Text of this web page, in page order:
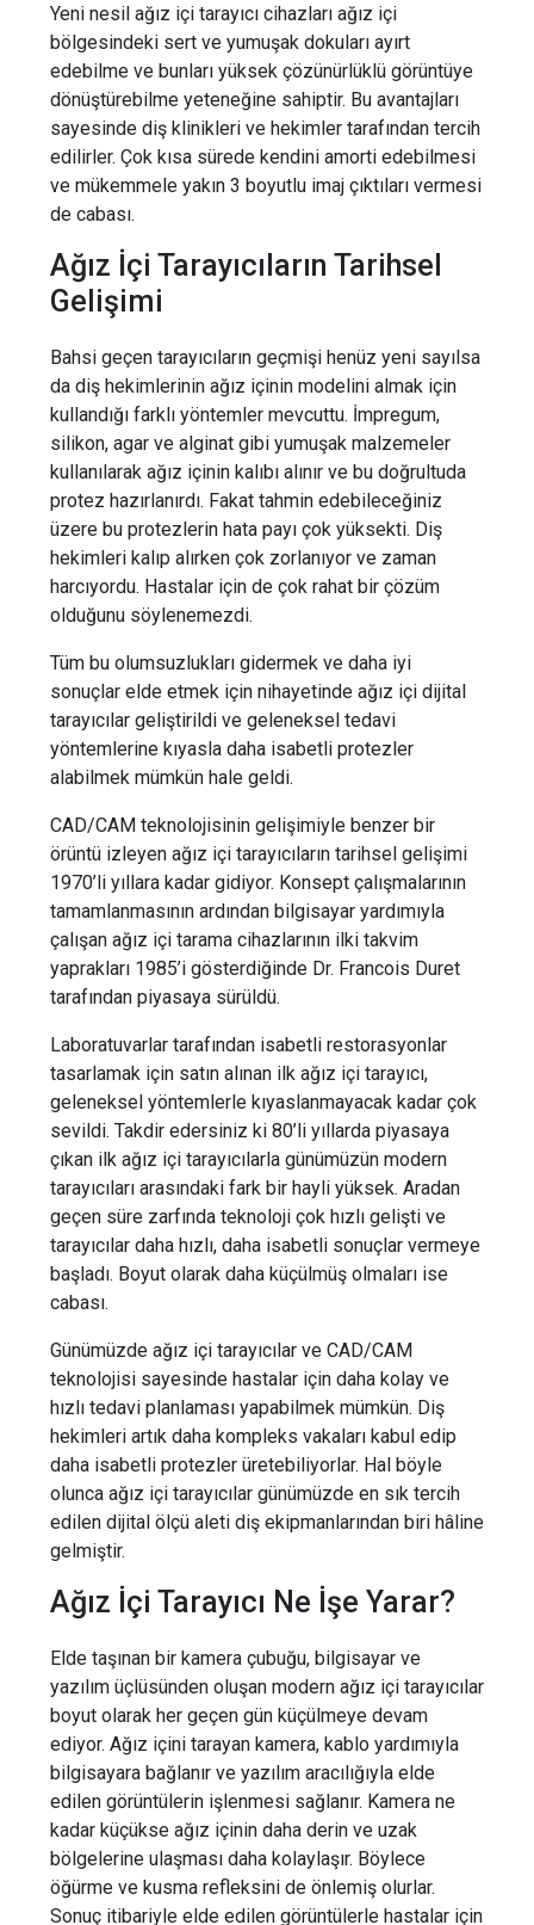
Yeni nesil ağız içi tarayıcı cihazları ağız içi
bölgesindeki sert ve yumuşak dokuları ayırt
edebilme ve bunları yüksek çözünürlüklü görüntüye
dönüştürebilme yeteneğine sahiptir. Bu avantajları
sayesinde diş klinikleri ve hekimler tarafından tercih
edilirler. Çok kısa sürede kendini amorti edebilmesi
ve mükemmele yakın 3 boyutlu imaj çıktıları vermesi
de cabası.
Ağız İçi Tarayıcıların Tarihsel
Gelişimi
Bahsi geçen tarayıcıların geçmişi henüz yeni sayılsa
da diş hekimlerinin ağız içinin modelini almak için
kullandığı farklı yöntemler mevcuttu. İmpregum,
silikon, agar ve alginat gibi yumuşak malzemeler
kullanılarak ağız içinin kalıbı alınır ve bu doğrultuda
protez hazırlanırdı. Fakat tahmin edebileceğiniz
üzere bu protezlerin hata payı çok yüksekti. Diş
hekimleri kalıp alırken çok zorlanıyor ve zaman
harcıyordu. Hastalar için de çok rahat bir çözüm
olduğunu söylenemezdi.
Tüm bu olumsuzlukları gidermek ve daha iyi
sonuçlar elde etmek için nihayetinde ağız içi dijital
tarayıcılar geliştirildi ve geleneksel tedavi
yöntemlerine kıyasla daha isabetli protezler
alabilmek mümkün hale geldi.
CAD/CAM teknolojisinin gelişimiyle benzer bir
örüntü izleyen ağız içi tarayıcıların tarihsel gelişimi
1970’li yıllara kadar gidiyor. Konsept çalışmalarının
tamamlanmasının ardından bilgisayar yardımıyla
çalışan ağız içi tarama cihazlarının ilki takvim
yaprakları 1985’i gösterdiğinde Dr. Francois Duret
tarafından piyasaya sürüldü.
Laboratuvarlar tarafından isabetli restorasyonlar
tasarlamak için satın alınan ilk ağız içi tarayıcı,
geleneksel yöntemlerle kıyaslanmayacak kadar çok
sevildi. Takdir edersiniz ki 80’li yıllarda piyasaya
çıkan ilk ağız içi tarayıcılarla günümüzün modern
tarayıcıları arasındaki fark bir hayli yüksek. Aradan
geçen süre zarfında teknoloji çok hızlı gelişti ve
tarayıcılar daha hızlı, daha isabetli sonuçlar vermeye
başladı. Boyut olarak daha küçülmüş olmaları ise
cabası.
Günümüzde ağız içi tarayıcılar ve CAD/CAM
teknolojisi sayesinde hastalar için daha kolay ve
hızlı tedavi planlaması yapabilmek mümkün. Diş
hekimleri artık daha kompleks vakaları kabul edip
daha isabetli protezler üretebiliyorlar. Hal böyle
olunca ağız içi tarayıcılar günümüzde en sık tercih
edilen dijital ölçü aleti diş ekipmanlarından biri hâline
gelmiştir.
Ağız İçi Tarayıcı Ne İşe Yarar?
Elde taşınan bir kamera çubuğu, bilgisayar ve
yazılım üçlüsünden oluşan modern ağız içi tarayıcılar
boyut olarak her geçen gün küçülmeye devam
ediyor. Ağız içini tarayan kamera, kablo yardımıyla
bilgisayara bağlanır ve yazılım aracılığıyla elde
edilen görüntülerin işlenmesi sağlanır. Kamera ne
kadar küçükse ağız içinin daha derin ve uzak
bölgelerine ulaşması daha kolaylaşır. Böylece
öğürme ve kusma refleksini de önlemiş olurlar.
Sonuç itibariyle elde edilen görüntülerle hastalar için